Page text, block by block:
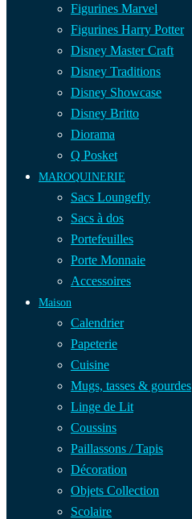
Figurines Marvel
Figurines Harry Potter
Disney Master Craft
Disney Traditions
Disney Showcase
Disney Britto
Diorama
Q Posket
MAROQUINERIE
Sacs Loungefly
Sacs à dos
Portefeuilles
Porte Monnaie
Accessoires
Maison
Calendrier
Papeterie
Cuisine
Mugs, tasses & gourdes
Linge de Lit
Coussins
Paillassons / Tapis
Décoration
Objets Collection
Scolaire